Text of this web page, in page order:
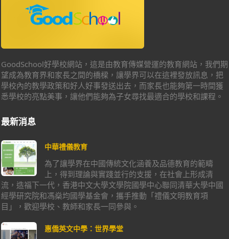
GoodSchool好學校網站，這是由教育傳媒營運的教育網站，我們期
望成為教育界和家長之間的橋樑，讓學界可以在這裡發放訊息，把
學校內的教學政策和好人好事發送出去，而家長也能夠第一時間獲
悉學校的亮點美事，讓他們能夠為子女尋找最適合的學校和課程。
最新消息
中華禮儀教育
為了讓學界在中國傳統文化涵養及品德教育的範疇
上，得到理論與實踐並行的支援，在社會上形成清
流，造福下一代，香港中文大學文學院國學中心聯同清華大學中國
經學研究院和馮燊均國學基金會，攜手推動「禮儀文明教育項
目」，歡迎學校、教師和家長一同參與。
惠僑英文中學：世界學堂